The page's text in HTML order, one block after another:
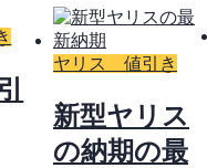
ヤリス 値引き
新型ヤリス
の納期の最